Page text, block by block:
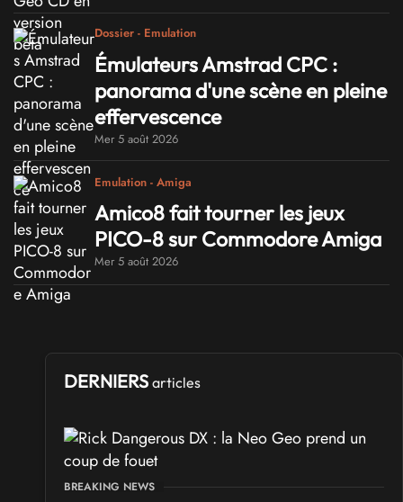
Dossier - Emulation
Émulateurs Amstrad CPC :
panorama d'une scène en pleine
effervescence
Mer 5 août 2026
Emulation - Amiga
Amico8 fait tourner les jeux
PICO-8 sur Commodore Amiga
Mer 5 août 2026
DERNIERS articles
BREAKING NEWS